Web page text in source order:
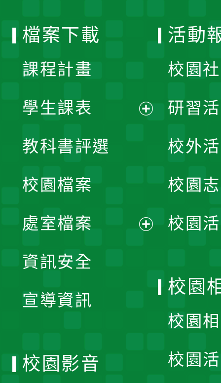
檔案下載
課程計畫
學生課表
單
教科書評選
校園檔案
處室檔案
資訊安全
宣導資訊
活動
校園
研習
校外
校園
校園
校園
校園
校園
校園影音